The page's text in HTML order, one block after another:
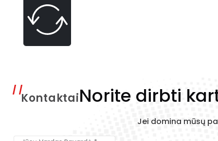
KontaktaiNorite dirbti
Jei domina mūsų